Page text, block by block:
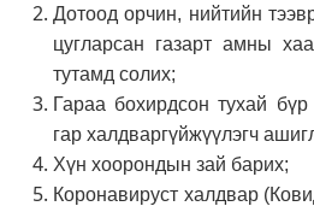
Дотоод орчин, нийтийн
цугларсан газарт амны
тутамд солих;
Гараа бохирдсон тухай
гар халдваргүйжүүлэгч
Хүн хоорондын зай барих;
Коронавируст халдвар